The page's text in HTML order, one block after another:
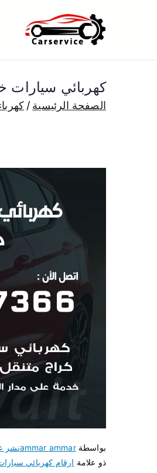
كهربائي سيارات خيطان 50805535 كراج كهرباء
الصفحة الرئيسية
بواسطةammar ammarنشر
ذو علامة ارقام كهربائي